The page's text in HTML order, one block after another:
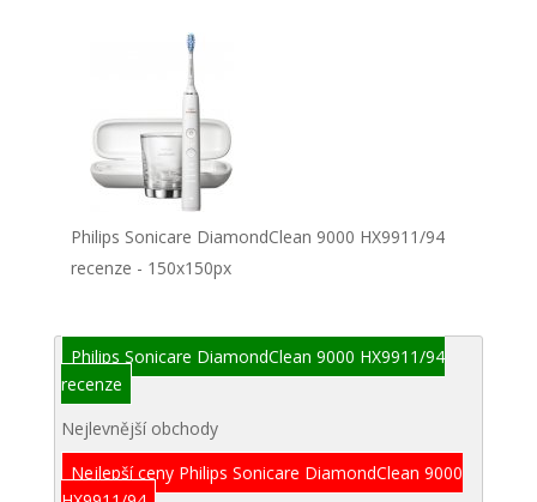
Philips Sonicare DiamondClean 9000 HX9911/94
recenze - 150x150px
Philips Sonicare DiamondClean 9000 HX9911/94
recenze
Nejlevnější obchody
Nejlepší ceny Philips Sonicare DiamondClean 9000